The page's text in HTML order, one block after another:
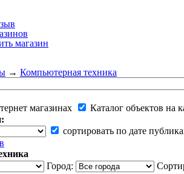
магазин
→ Компьютерная техника
магазинах
Каталог объектов на
сортировать по дате
Город: